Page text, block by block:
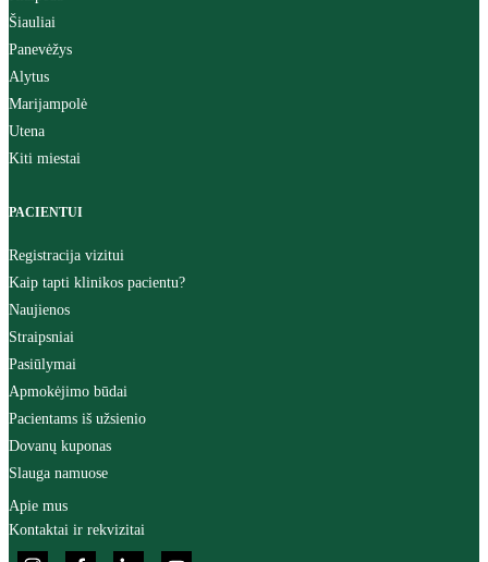
Šiauliai
Panevėžys
Alytus
Marijampolė
Utena
Kiti miestai
PACIENTUI
Registracija vizitui
Kaip tapti klinikos pacientu?
Naujienos
Straipsniai
Pasiūlymai
Apmokėjimo būdai
Pacientams iš užsienio
Dovanų kuponas
Slauga namuose
Apie mus
Kontaktai ir rekvizitai